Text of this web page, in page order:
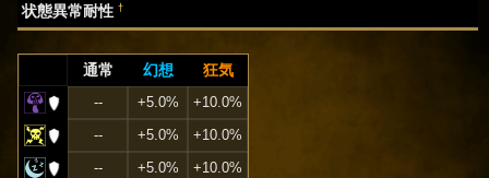
状態異常耐性†
通常 幻想 狂気
-- +5.0%
+10.0%
--
+5.0%
+10.0%
--
+5.0%
+10.0%